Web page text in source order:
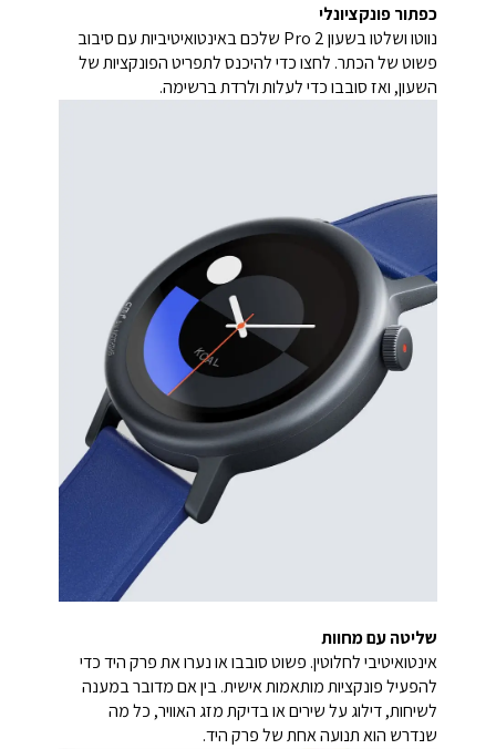
כפתור פונקציונלי
נווטו ושלטו בשעון Pro 2 שלכם באינטואיטיביות עם סיבוב
פשוט של הכתר. לחצו כדי להיכנס לתפריט הפונקציות של
השעון, ואז סובבו כדי לעלות ולרדת ברשימה.
שליטה עם מחוות
אינטואיטיבי לחלוטין. פשוט סובבו או נערו את פרק היד כדי
להפעיל פונקציות מותאמות אישית. בין אם מדובר במענה
לשיחות, דילוג על שירים או בדיקת מזג האוויר, כל מה
שנדרש הוא תנועה אחת של פרק היד.